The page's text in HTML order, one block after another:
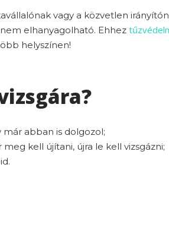
vagy a közvetlen
elhanyagolható. Ehhez
helyszínen!
abban is dolgozol;
kell újítani, újra le kell vizsgázni;